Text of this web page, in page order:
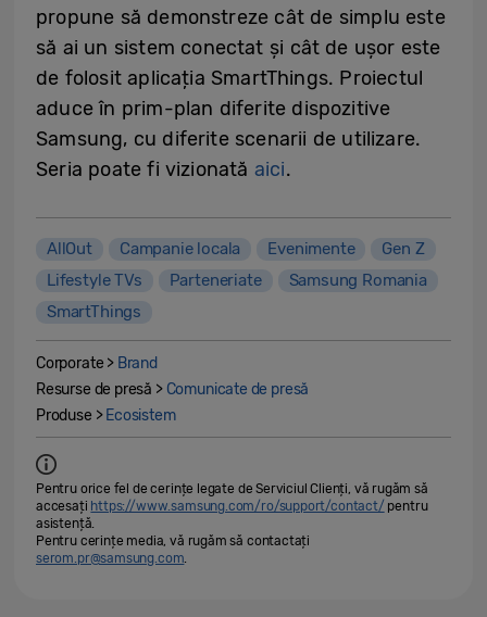
propune să demonstreze cât de simplu este
să ai un sistem conectat și cât de ușor este
de folosit aplicația SmartThings. Proiectul
aduce în prim-plan diferite dispozitive
Samsung, cu diferite scenarii de utilizare.
Seria poate fi vizionată aici.
AllOut Campanie locala Evenimente
Gen Z
Lifestyle TVs
Parteneriate
Samsung Romania
SmartThings
Corporate > Brand
Resurse de presă > Comunicate de presă
Produse > Ecosistem
Pentru orice fel de cerințe legate de Serviciul Clienți, vă rugăm să
accesați https://www.samsung.com/ro/support/contact/ pentru
asistență.
Pentru cerințe media, vă rugăm să contactați
serom.pr@samsung.com.